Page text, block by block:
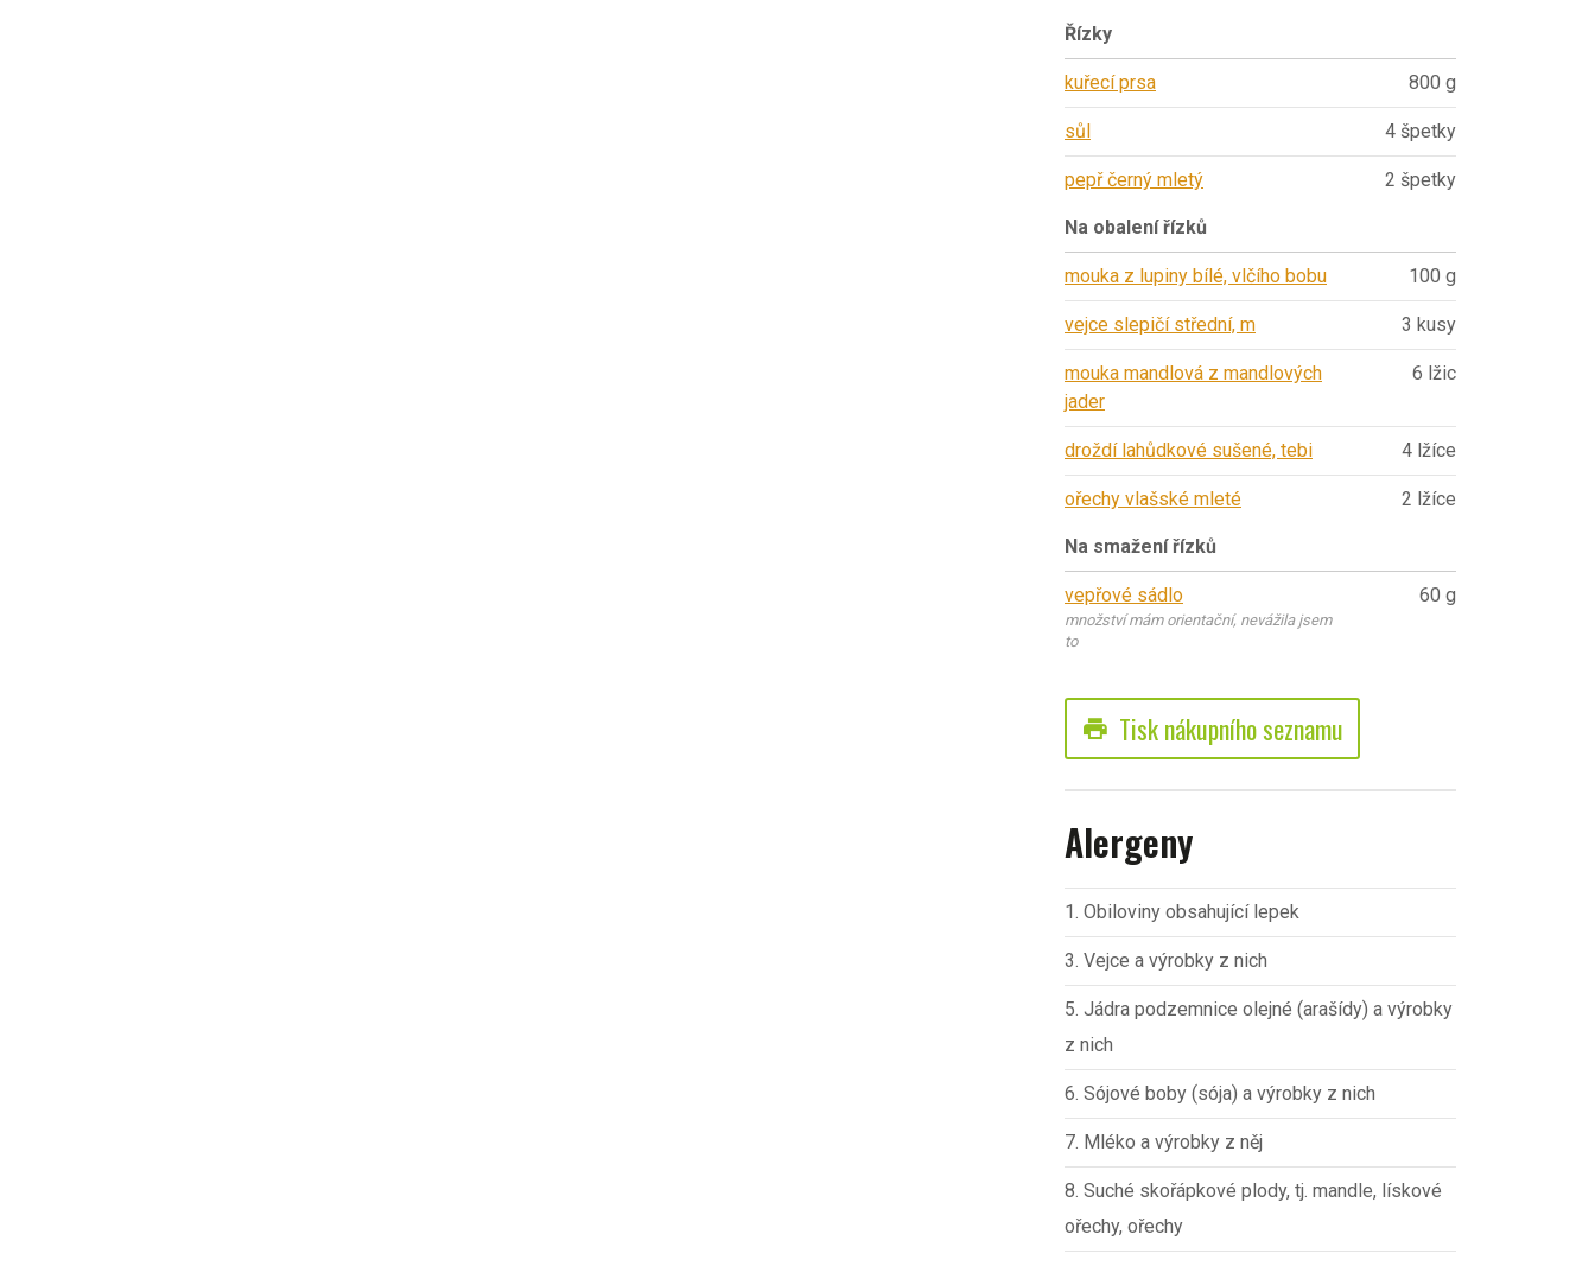
Řízky
kuřecí prsa 800 g
sůl 4 špetky
pepř černý mletý 2 špetky
Na obalení řízků
mouka z lupiny bílé, vlčího bobu 100 g
vejce slepičí střední, m 3 kusy
mouka mandlová z mandlových
jader
6 lžic
droždí lahůdkové sušené, tebi 4 lžíce
ořechy vlašské mleté 2 lžíce
Na smažení řízků
vepřové sádlo
množství mám orientační, nevážila jsem
to
60 g
print Tisk nákupního seznamu
Alergeny
1. Obiloviny obsahující lepek
3. Vejce a výrobky z nich
5. Jádra podzemnice olejné (arašídy) a výrobky
z nich
6. Sójové boby (sója) a výrobky z nich
7. Mléko a výrobky z něj
8. Suché skořápkové plody, tj. mandle, lískové
ořechy, ořechy